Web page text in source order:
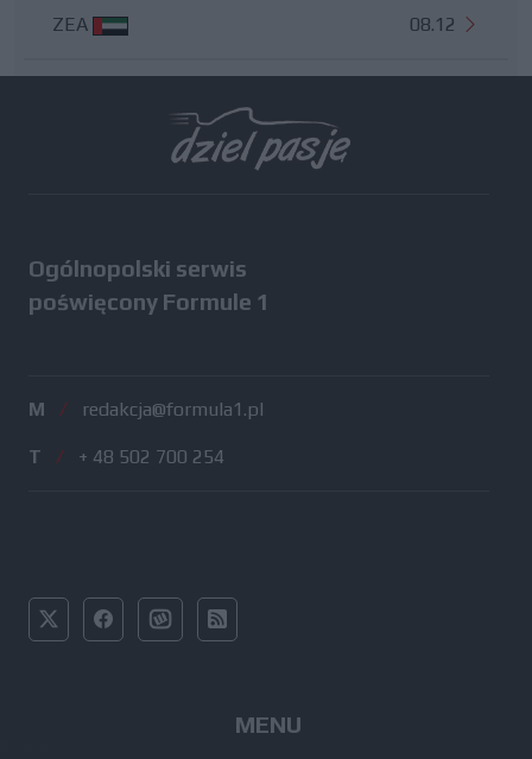
ZEA 08.12
Ogólnopolski serwis
poświęcony Formule 1
M / redakcja@formula1.pl
T / + 48 502 700 254
MENU